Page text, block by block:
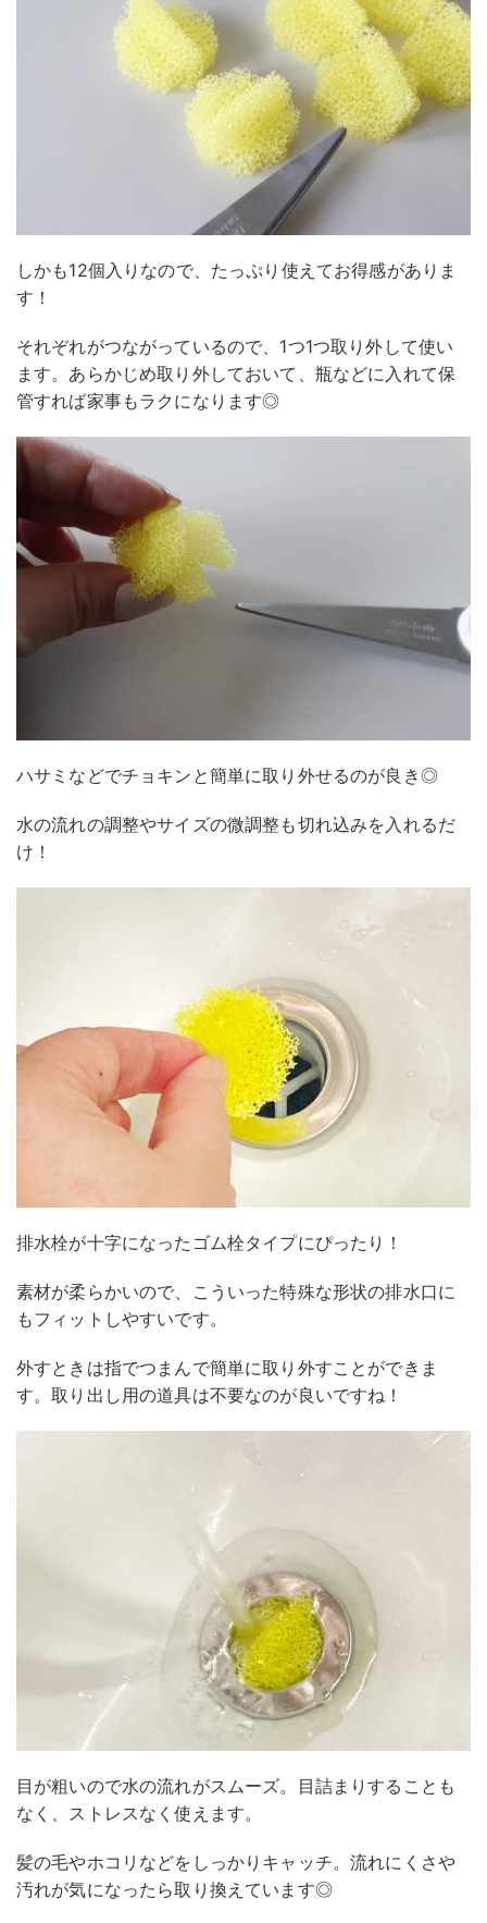
しかも12個入りなので、たっぷり使えてお得感がありま
す！
それぞれがつながっているので、1つ1つ取り外して使い
ます。あらかじめ取り外しておいて、瓶などに入れて保
管すれば家事もラクになります◎
ハサミなどでチョキンと簡単に取り外せるのが良き◎
水の流れの調整やサイズの微調整も切れ込みを入れるだ
け！
排水栓が十字になったゴム栓タイプにぴったり！
素材が柔らかいので、こういった特殊な形状の排水口に
もフィットしやすいです。
外すときは指でつまんで簡単に取り外すことができま
す。取り出し用の道具は不要なのが良いですね！
目が粗いので水の流れがスムーズ。目詰まりすることも
なく、ストレスなく使えます。
髪の毛やホコリなどをしっかりキャッチ。流れにくさや
汚れが気になったら取り換えています◎